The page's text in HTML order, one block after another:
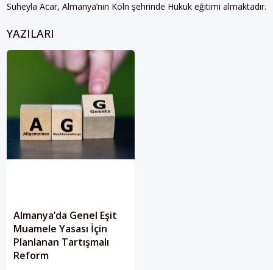
Süheyla Acar, Almanya’nın Köln şehrinde Hukuk eğitimi almaktadır.
YAZILARI
Almanya’da Genel Eşit
Muamele Yasası İçin
Planlanan Tartışmalı
Reform